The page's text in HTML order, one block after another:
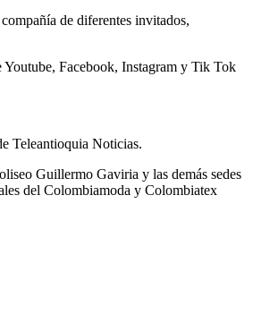
de diferentes invitados,
Youtube, Facebook, Instagram y Tik Tok
Teleantioquia Noticias.
Guillermo Gaviria y las demás sedes
del Colombiamoda y Colombiatex